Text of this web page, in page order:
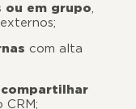
ou em grupo,
com alta
compartilhar
CRM;